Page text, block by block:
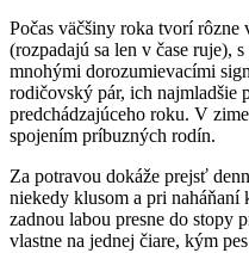
Počas väčšiny roka tvorí
(rozpadajú sa len v čase ruje),
mnohými dorozumievacími
rodičovský pár, ich najmladšie
predchádzajúceho roku. V
spojením príbuzných rodín.
Za potravou dokáže prejsť
niekedy klusom a pri
zadnou labou presne do stopy
vlastne na jednej čiare, kým